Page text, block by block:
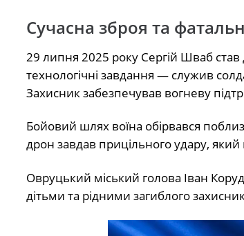
Сучасна зброя та
29 липня 2025 року Сергій Шваб став
технологічні завдання — служив
Захисник забезпечував вогневу
Бойовий шлях воїна обірвався
дрон завдав прицільного удару,
Овруцький міський голова Іван
дітьми та рідними загиблого